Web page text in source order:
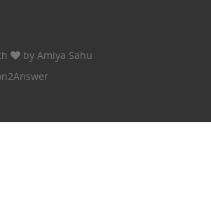
by Amiya Sahu